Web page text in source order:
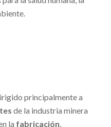
principalmente a
de la industria minera
la fabricación,